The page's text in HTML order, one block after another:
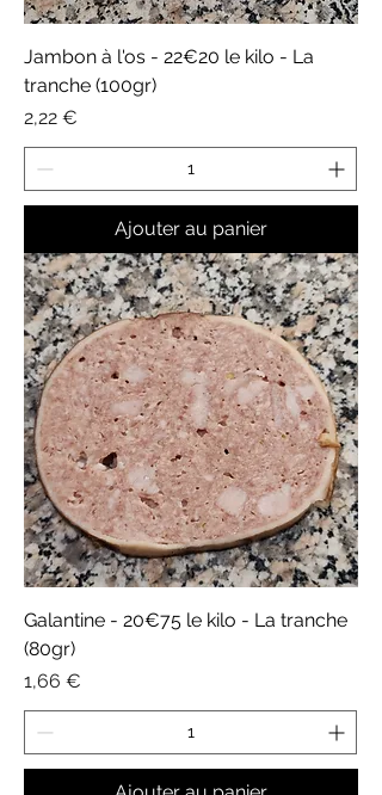
Jambon à l'os - 22€20 le kilo - La
tranche (100gr)
Prix
2,22 €
Ajouter au panier
Galantine - 20€75 le kilo - La tranche
(80gr)
Prix
1,66 €